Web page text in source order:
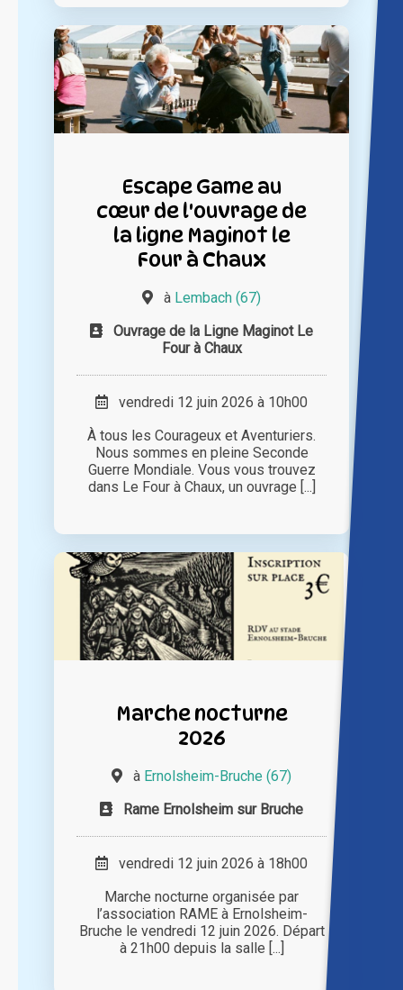
Escape Game au
cœur de l'ouvrage de
la ligne Maginot le
Four à Chaux
à Lembach (67)
Ouvrage de la Ligne Maginot Le
Four à Chaux
vendredi 12 juin 2026 à 10h00
À tous les Courageux et Aventuriers.
Nous sommes en pleine Seconde
Guerre Mondiale. Vous vous trouvez
dans Le Four à Chaux, un ouvrage [...]
Marche nocturne
2026
à Ernolsheim-Bruche (67)
Rame Ernolsheim sur Bruche
vendredi 12 juin 2026 à 18h00
Marche nocturne organisée par
l’association RAME à Ernolsheim-
Bruche le vendredi 12 juin 2026. Départ
à 21h00 depuis la salle [...]